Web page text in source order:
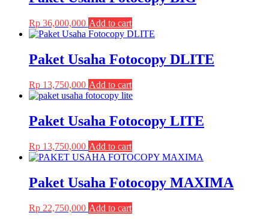
product
Rp 36,000,000 Add to cart
Paket Usaha Fotocopy DLITE
Rp 13,750,000 Add to cart
Paket Usaha Fotocopy LITE
Rp 13,750,000 Add to cart
Paket Usaha Fotocopy MAXIMA
Rp 22,750,000 Add to cart